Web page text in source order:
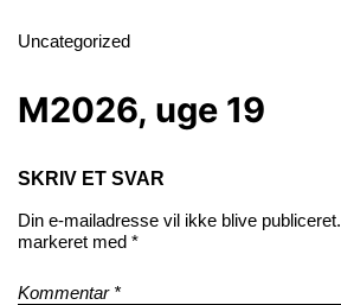
Uncategorized
M2026, uge 19
SKRIV ET SVAR
Din e-mailadresse vil ikke blive publiceret.
markeret med *
Kommentar *